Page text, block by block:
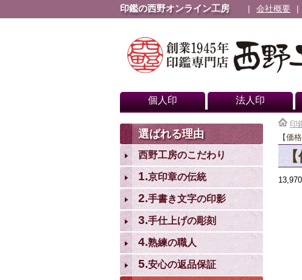
印鑑の西野オンライン工房 会社概要
個人印 法人印
選ばれる理由
西野工房のこだわり
1.京印章の伝統
2.手書き文字の印影
3.手仕上げの彫刻
4.熟練の職人
5.安心の返品保証
印
【価
【
13,970